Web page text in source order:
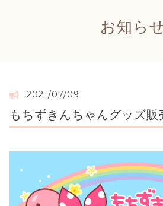
お知ら
2021/07/09
もちずきんちゃんグッズ販